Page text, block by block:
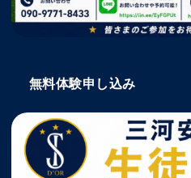
無料体験申し込み